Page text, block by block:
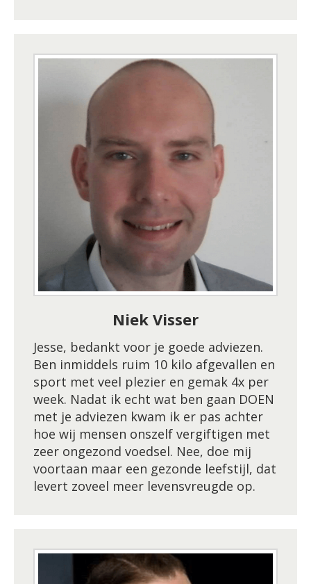
Niek Visser
Jesse, bedankt voor je goede adviezen.
Ben inmiddels ruim 10 kilo afgevallen en
sport met veel plezier en gemak 4x per
week. Nadat ik echt wat ben gaan DOEN
met je adviezen kwam ik er pas achter
hoe wij mensen onszelf vergiftigen met
zeer ongezond voedsel. Nee, doe mij
voortaan maar een gezonde leefstijl, dat
levert zoveel meer levensvreugde op.